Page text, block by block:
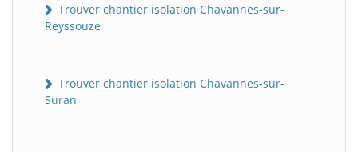
Trouver chantier isolation Chavannes-sur-
Reyssouze
Trouver chantier isolation Chavannes-sur-
Suran